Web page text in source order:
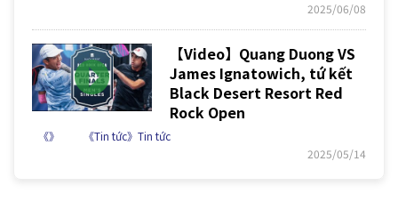
2025/06/08
【Video】Quang Duong VS
James Ignatowich, tứ kết
Black Desert Resort Red
Rock Open
《》
《Tin tức》Tin tức
2025/05/14